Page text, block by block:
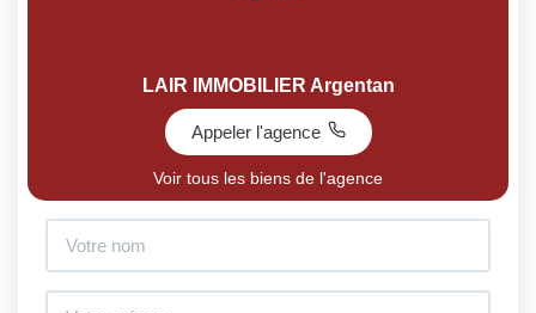
LAIR IMMOBILIER Argentan
Appeler l'agence
Voir tous les biens de l'agence